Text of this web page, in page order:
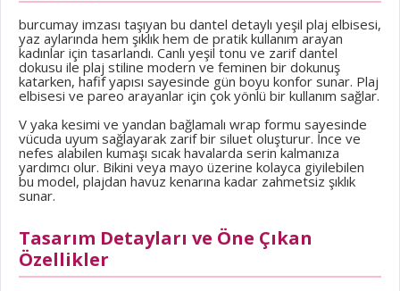
burcumay imzası taşıyan bu dantel detaylı yeşil plaj elbisesi,
yaz aylarında hem şıklık hem de pratik kullanım arayan
kadınlar için tasarlandı. Canlı yeşil tonu ve zarif dantel
dokusu ile plaj stiline modern ve feminen bir dokunuş
katarken, hafif yapısı sayesinde gün boyu konfor sunar. Plaj
elbisesi ve pareo arayanlar için çok yönlü bir kullanım sağlar.
V yaka kesimi ve yandan bağlamalı wrap formu sayesinde
vücuda uyum sağlayarak zarif bir siluet oluşturur. İnce ve
nefes alabilen kumaşı sıcak havalarda serin kalmanıza
yardımcı olur. Bikini veya mayo üzerine kolayca giyilebilen
bu model, plajdan havuz kenarına kadar zahmetsiz şıklık
sunar.
Tasarım Detayları ve Öne Çıkan
Özellikler